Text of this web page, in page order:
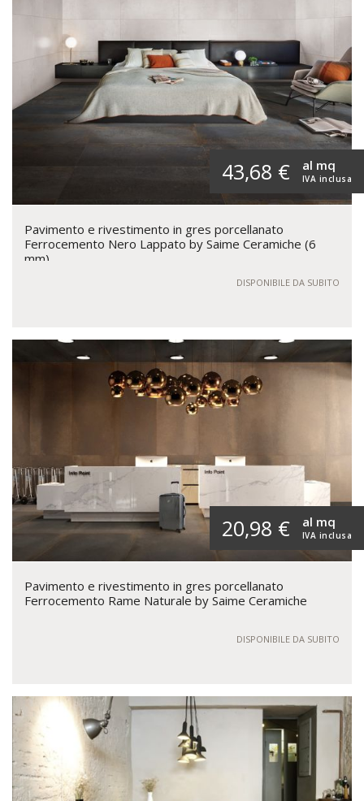
43,68 € IVA inclusa
al mq
Pavimento e rivestimento in gres porcellanato
Ferrocemento Nero Lappato by Saime Ceramiche (6
mm)
DISPONIBILE DA SUBITO
20,98 € IVA inclusa
al mq
Pavimento e rivestimento in gres porcellanato
Ferrocemento Rame Naturale by Saime Ceramiche
DISPONIBILE DA SUBITO